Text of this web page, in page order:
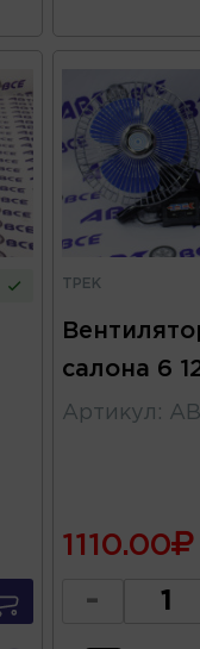
ТРЕК
салона 6
Артикул :
1110.00
-